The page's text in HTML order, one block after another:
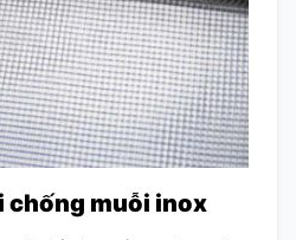
chống muỗi inox